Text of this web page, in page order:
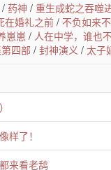
/ 药神 / 重生成蛇之吞噬
在婚礼之前 / 不负如来
崽崽 / 人在中学，谁也
四部 / 封神演义 / 太子
样了！
来看老鸹